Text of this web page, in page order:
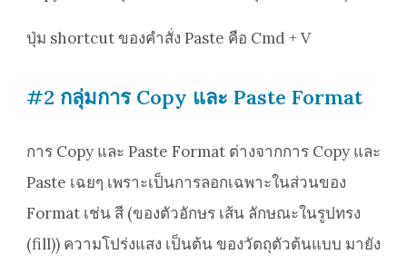
ปุ่ม shortcut ของคำสั่ง Paste คือ Cmd + V
#2 กลุ่มการ Copy และ Paste Format
การ Copy และ Paste Format ต่างจากการ Copy และ
Paste เฉยๆ เพราะเป็นการลอกเฉพาะในส่วนของ
Format เช่น สี (ของตัวอักษร เส้น ลักษณะในรูปทรง
(fill)) ความโปร่งแสง เป็นต้น ของวัตถุตัวต้นแบบ มายัง